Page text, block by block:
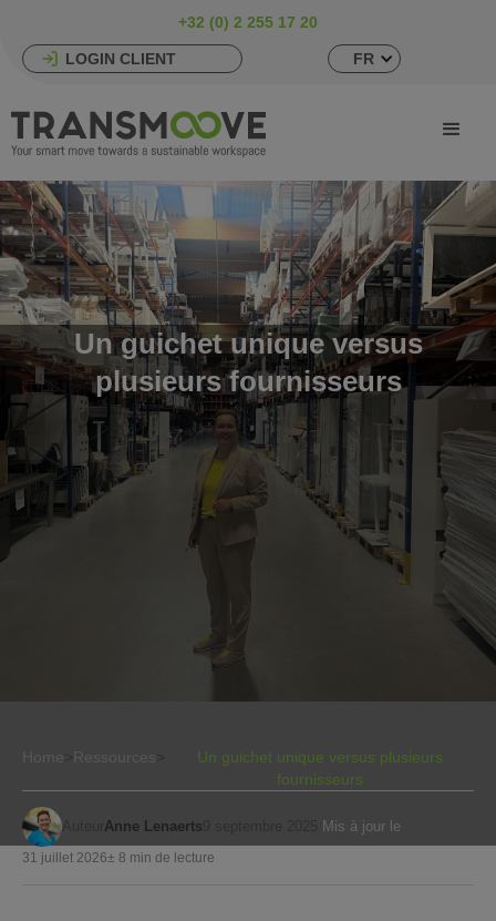
+32 (0) 2 255 17 20
LOGIN CLIENT FR
Un guichet unique versus
plusieurs fournisseurs
Un guichet unique versus plusieurs
fournisseurs
Anne Lenaerts Mis à jour le
31 juillet 2026± 8 min de lecture